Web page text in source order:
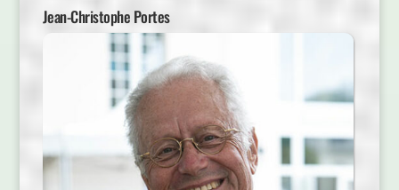
Jean-Christophe Portes